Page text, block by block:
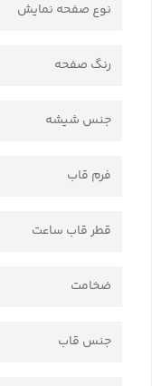
نوع صفحه نمایش
رنگ صفحه
جنس شیشه
فرم قاب
قطر قاب ساعت
ضخامت
جنس قاب